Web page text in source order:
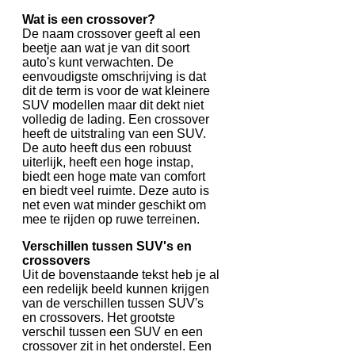
Wat is een crossover?
De naam crossover geeft al een
beetje aan wat je van dit soort
auto's kunt verwachten. De
eenvoudigste omschrijving is dat
dit de term is voor de wat kleinere
SUV modellen maar dit dekt niet
volledig de lading. Een crossover
heeft de uitstraling van een SUV.
De auto heeft dus een robuust
uiterlijk, heeft een hoge instap,
biedt een hoge mate van comfort
en biedt veel ruimte. Deze auto is
net even wat minder geschikt om
mee te rijden op ruwe terreinen.
Verschillen tussen SUV's en
crossovers
Uit de bovenstaande tekst heb je al
een redelijk beeld kunnen krijgen
van de verschillen tussen SUV's
en crossovers. Het grootste
verschil tussen een SUV en een
crossover zit in het onderstel. Een